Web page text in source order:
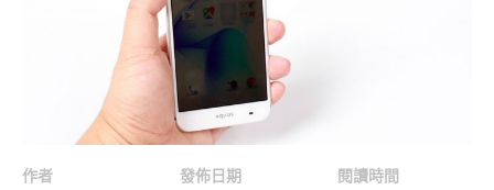
作者
發佈日期
閱讀時間